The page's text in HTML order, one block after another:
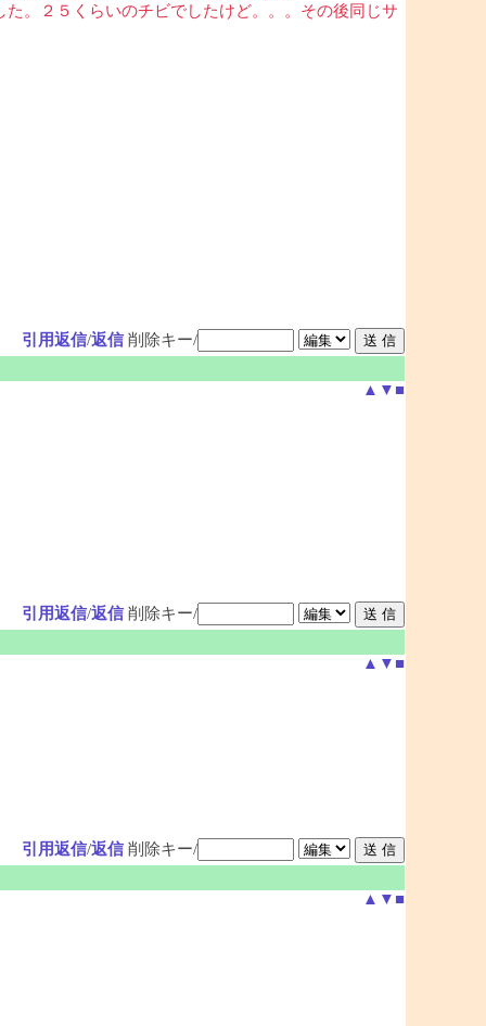
。２５くらいのチビでしたけど。。。その後同じサ
引用返信/返信 削除キー/
▲ ▼ ■
引用返信/返信 削除キー/
▲ ▼ ■
引用返信/返信 削除キー/
▲ ▼ ■